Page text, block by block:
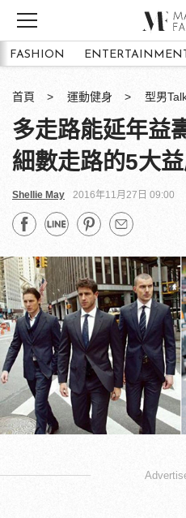
FASHION
首頁 運動健身 型男
多走路能延年益
細數走路的5大益
Shellie May 2016年11月27日 09:00